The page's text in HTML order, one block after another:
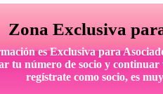
es Exclusiva para
tu número de socio y
regístrate como socio, es
Zona Exclusiva